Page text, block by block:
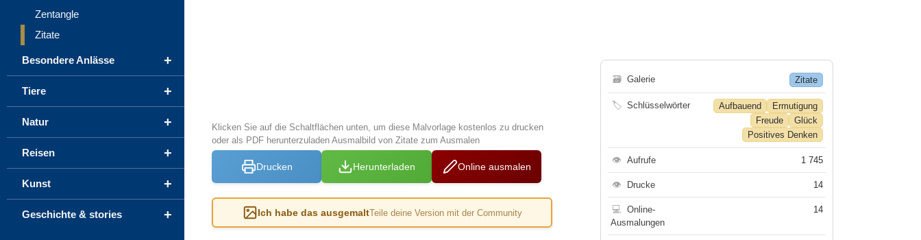
Klicken Sie auf die Schaltflächen unten, um diese Malvorlage kostenlos zu drucken
oder als PDF herunterzuladen Ausmalbild von Zitate zum Ausmalen
Drucken Herunterladen Online ausmalen
Ich habe das ausgemaltTeile deine Version mit der Community
🗃 Galerie Zitate
🏷 Schlüsselwörter Aufbauend
Ermutigung
Freude
Glück
Positives Denken
👁 Aufrufe 1 745
👁 Drucke 14
💻
Online-
Ausmalungen
14
Zentangle
Zitate
+
Besondere Anlässe
+
Tiere
+
Natur
+
Reisen
+
Kunst
+
Geschichte & stories